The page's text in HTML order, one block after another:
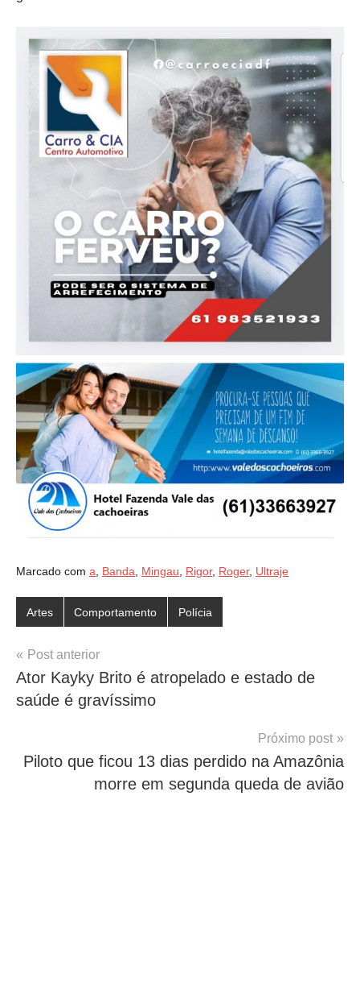
Marcado com a, Banda, Mingau, Rigor, Roger, Ultraje
Artes Comportamento Polícia
Navegação
de
Post
Post anterior
Ator Kayky Brito é atropelado e estado de
saúde é gravíssimo
Próximo post
Piloto que ficou 13 dias perdido na Amazônia
morre em segunda queda de avião